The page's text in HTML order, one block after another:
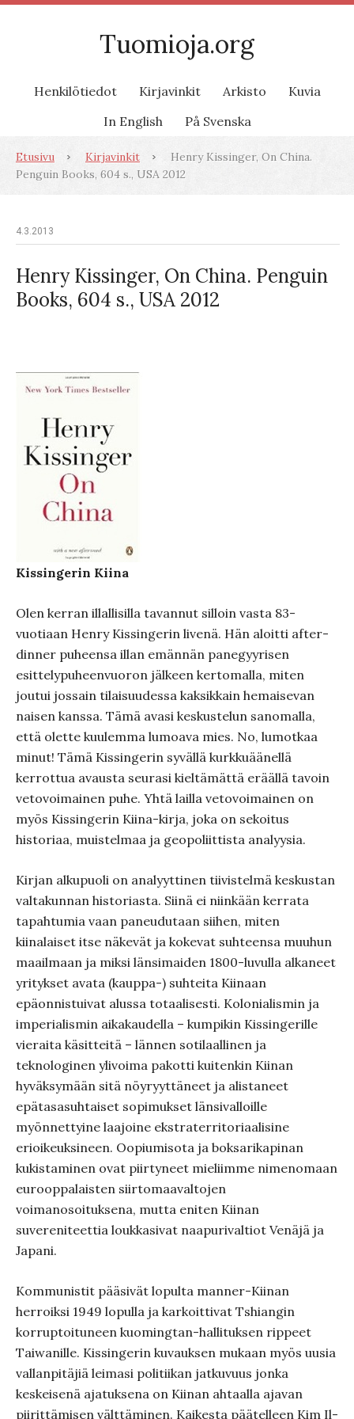
Tuomioja.org
Henkilötiedot Kirjavinkit Arkisto
Kuvia
In English
På Svenska
Etusivu Kirjavinkit
Henry Kissinger, On China.
Penguin Books, 604 s., USA 2012
4.3.2013
Henry Kissinger, On China. Penguin
Books, 604 s., USA 2012
Kissingerin Kiina
Olen kerran illallisilla tavannut silloin vasta 83-
vuotiaan Henry Kissingerin livenä. Hän aloitti after-
dinner puheensa illan emännän panegyyrisen
esittelypuheenvuoron jälkeen kertomalla, miten
joutui jossain tilaisuudessa kaksikkain hemaisevan
naisen kanssa. Tämä avasi keskustelun sanomalla,
että olette kuulemma lumoava mies. No, lumotkaa
minut! Tämä Kissingerin syvällä kurkkuäänellä
kerrottua avausta seurasi kieltämättä eräällä tavoin
vetovoimainen puhe. Yhtä lailla vetovoimainen on
myös Kissingerin Kiina-kirja, joka on sekoitus
historiaa, muistelmaa ja geopoliittista analyysia.
Kirjan alkupuoli on analyyttinen tiivistelmä keskustan
valtakunnan historiasta. Siinä ei niinkään kerrata
tapahtumia vaan paneudutaan siihen, miten
kiinalaiset itse näkevät ja kokevat suhteensa muuhun
maailmaan ja miksi länsimaiden 1800-luvulla alkaneet
yritykset avata (kauppa-) suhteita Kiinaan
epäonnistuivat alussa totaalisesti. Kolonialismin ja
imperialismin aikakaudella – kumpikin Kissingerille
vieraita käsitteitä – lännen sotilaallinen ja
teknologinen ylivoima pakotti kuitenkin Kiinan
hyväksymään sitä nöyryyttäneet ja alistaneet
epätasasuhtaiset sopimukset länsivalloille
myönnettyine laajoine ekstraterritoriaalisine
erioikeuksineen. Oopiumisota ja boksarikapinan
kukistaminen ovat piirtyneet mieliimme nimenomaan
eurooppalaisten siirtomaavaltojen
voimanosoituksena, mutta eniten Kiinan
suvereniteettia loukkasivat naapurivaltiot Venäjä ja
Japani.
Kommunistit pääsivät lopulta manner-Kiinan
herroiksi 1949 lopulla ja karkoittivat Tshiangin
korruptoituneen kuomingtan-hallituksen rippeet
Taiwanille. Kissingerin kuvauksen mukaan myös uusia
vallanpitäjiä leimasi politiikan jatkuvuus jonka
keskeisenä ajatuksena on Kiinan ahtaalla ajavan
piirittämisen välttäminen. Kaikesta päätelleen Kim Il-